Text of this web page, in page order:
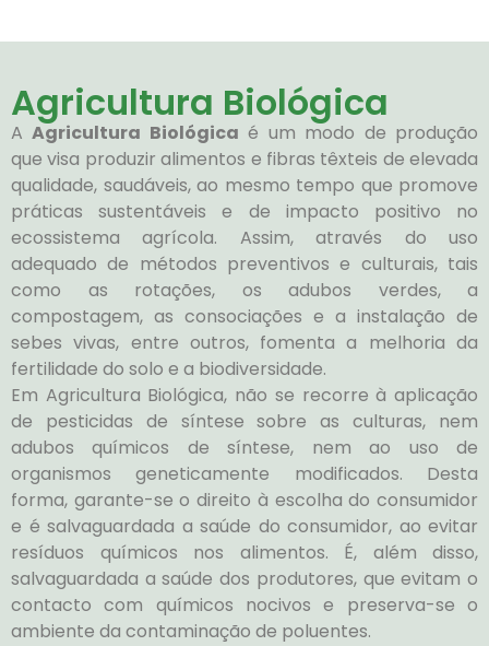
Agricultura Biológica
AAgricultura Biológica é um modo de produção
que visa produzir alimentos e fibras têxteis de elevada
qualidade, saudáveis, ao mesmo tempo que promove
práticas sustentáveis e de impacto positivo no
ecossistema agrícola. Assim, através do uso
adequado de métodos preventivos e culturais, tais
como as rotações, os adubos verdes, a
compostagem, as consociações e a instalação de
sebes vivas, entre outros, fomenta a melhoria da
fertilidade do solo e a biodiversidade.
Em Agricultura Biológica, não se recorre à aplicação
de pesticidas de síntese sobre as culturas, nem
adubos químicos de síntese, nem ao uso de
organismos geneticamente modificados. Desta
forma, garante-se o direito à escolha do consumidor
e é salvaguardada a saúde do consumidor, ao evitar
resíduos químicos nos alimentos. É, além disso,
salvaguardada a saúde dos produtores, que evitam o
contacto com químicos nocivos e preserva-se o
ambiente da contaminação de poluentes.